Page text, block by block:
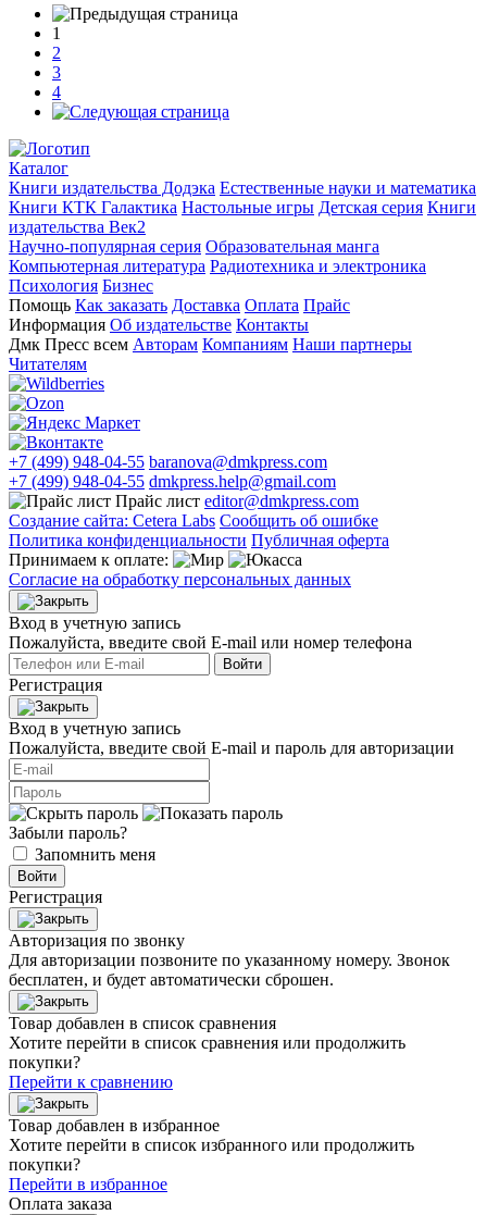
1
2
3
4
Каталог
Книги издательства Додэка Естественные науки и математика
Книги КТК Галактика Настольные игры Детская серия Книги
издательства Век2
Научно-популярная серия Образовательная манга
Компьютерная литература Радиотехника и электроника
Психология Бизнес
Помощь Как заказать Доставка Оплата Прайс
Информация Об издательстве Контакты
Дмк Пресс всем Авторам Компаниям Наши партнеры
Читателям
+7 (499) 948-04-55 baranova@dmkpress.com
+7 (499) 948-04-55 dmkpress.help@gmail.com
Прайс лист editor@dmkpress.com
Создание сайта: Cetera Labs Сообщить об ошибке
Политика конфиденциальности Публичная оферта
Принимаем к оплате:
Согласие на обработку персональных данных
Вход в учетную запись
Пожалуйста, введите свой E‑mail или номер телефона
Войти
Регистрация
Вход в учетную запись
Пожалуйста, введите свой E‑mail и пароль для авторизации
Забыли пароль?
Запомнить меня
Войти
Регистрация
Авторизация по звонку
Для авторизации позвоните по указанному номеру. Звонок
бесплатен, и будет автоматически сброшен.
Товар добавлен в список сравнения
Хотите перейти в список сравнения или продолжить
покупки?
Перейти к сравнению
Товар добавлен в избранное
Хотите перейти в список избранного или продолжить
покупки?
Перейти в избранное
Оплата заказа